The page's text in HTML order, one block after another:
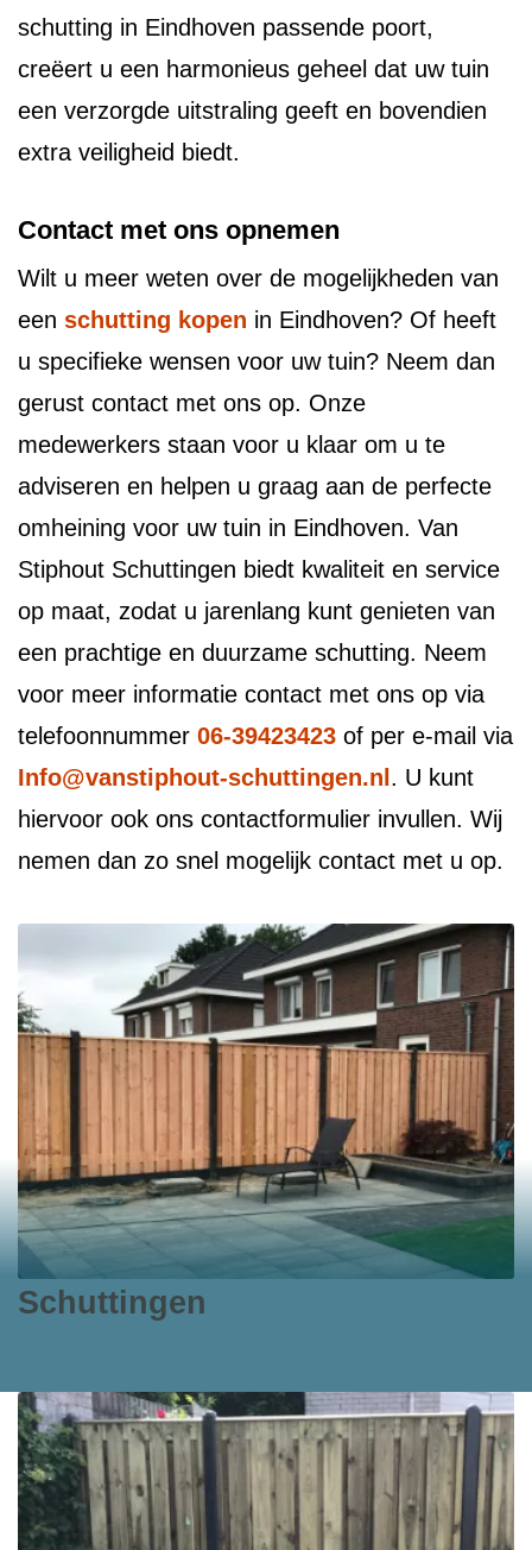
schutting in Eindhoven passende poort,
creëert u een harmonieus geheel dat uw tuin
een verzorgde uitstraling geeft en bovendien
extra veiligheid biedt.
Contact met ons opnemen
Wilt u meer weten over de mogelijkheden van
een schutting kopen in Eindhoven? Of heeft
u specifieke wensen voor uw tuin? Neem dan
gerust contact met ons op. Onze
medewerkers staan voor u klaar om u te
adviseren en helpen u graag aan de perfecte
omheining voor uw tuin in Eindhoven. Van
Stiphout Schuttingen biedt kwaliteit en service
op maat, zodat u jarenlang kunt genieten van
een prachtige en duurzame schutting. Neem
voor meer informatie contact met ons op via
telefoonnummer 06-39423423 of per e-mail via
Info@vanstiphout-schuttingen.nl . U kunt
hiervoor ook ons contactformulier invullen. Wij
nemen dan zo snel mogelijk contact met u op.
Schuttingen